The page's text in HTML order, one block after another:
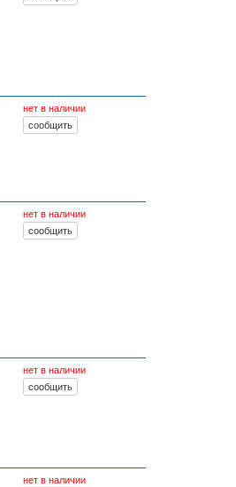
нет в наличии
нет в наличии
нет в наличии
нет в наличии